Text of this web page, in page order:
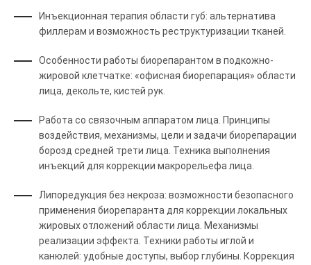
Инъекционная терапия области губ: альтернатива
филлерам и возможность реструктуризации тканей.
Особенности работы биорепарантом в подкожно-
жировой клетчатке: «офисная биорепарация» области
лица, декольте, кистей рук.
Работа со связочным аппаратом лица. Принципы
воздействия, механизмы, цели и задачи биорепарации
борозд средней трети лица. Техника выполнения
инъекций для коррекции макрорельефа лица.
Липоредукция без некроза: возможности безопасного
применения биорепаранта для коррекции локальных
жировых отложений области лица. Механизмы
реализации эффекта. Техники работы иглой и
канюлей: удобные доступы, выбор глубины. Коррекция